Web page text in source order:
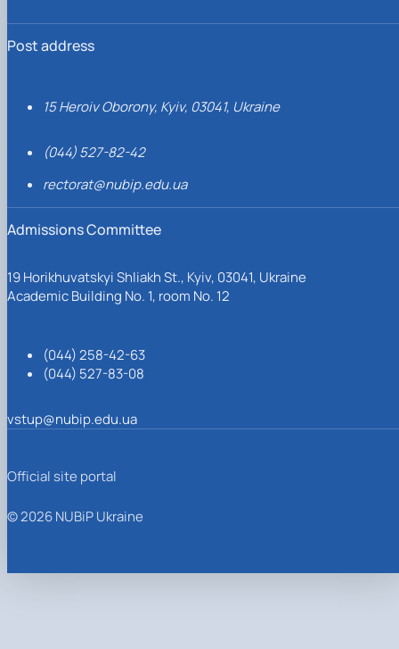
Post address
15 Heroiv Oborony, Kyiv, 03041, Ukraine
(044) 527-82-42
rectorat@nubip.edu.ua
Admissions Committee
19 Horikhuvatskyi Shliakh St., Kyiv, 03041, Ukraine
Academic Building No. 1, room No. 12
(044) 258-42-63
(044) 527-83-08
vstup@nubip.edu.ua
Official site portal
© 2026 NUBiP Ukraine